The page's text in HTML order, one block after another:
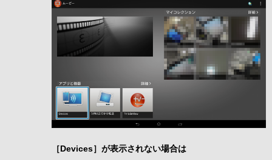
［Devices］が表示されない場合は